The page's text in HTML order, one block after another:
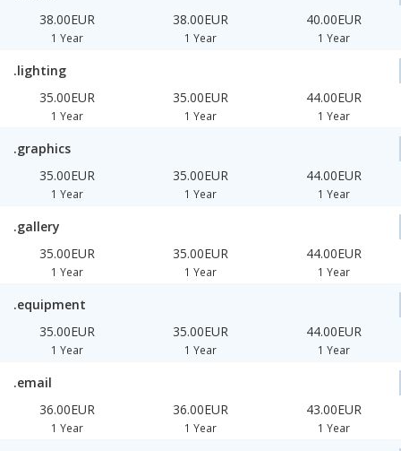
38.00EUR
1 Year
38.00EUR
1 Year
40.00EUR
1 Year
.lighting
35.00EUR
1 Year
35.00EUR
1 Year
44.00EUR
1 Year
.graphics
35.00EUR
1 Year
35.00EUR
1 Year
44.00EUR
1 Year
.gallery
35.00EUR
1 Year
35.00EUR
1 Year
44.00EUR
1 Year
.equipment
35.00EUR
1 Year
35.00EUR
1 Year
44.00EUR
1 Year
.email
36.00EUR
1 Year
36.00EUR
1 Year
43.00EUR
1 Year